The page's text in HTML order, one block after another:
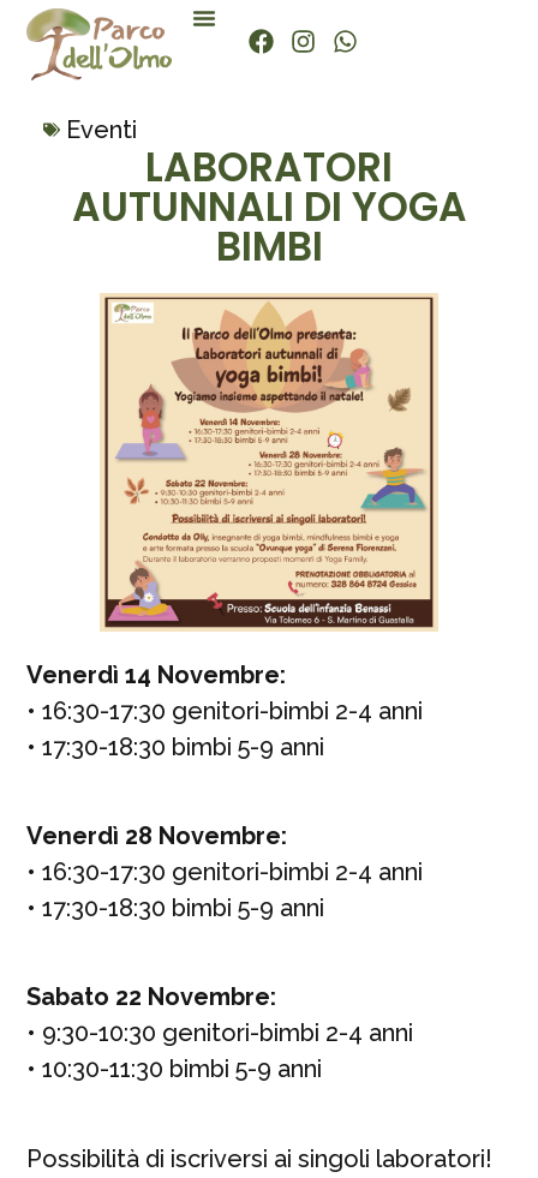
Eventi
LABORATORI
AUTUNNALI DI YOGA
BIMBI
Venerdì 14 Novembre:
• 16:30-17:30 genitori-bimbi 2-4 anni
• 17:30-18:30 bimbi 5-9 anni
Venerdì 28 Novembre:
• 16:30-17:30 genitori-bimbi 2-4 anni
• 17:30-18:30 bimbi 5-9 anni
Sabato 22 Novembre:
• 9:30-10:30 genitori-bimbi 2-4 anni
• 10:30-11:30 bimbi 5-9 anni
Possibilità di iscriversi ai singoli laboratori!